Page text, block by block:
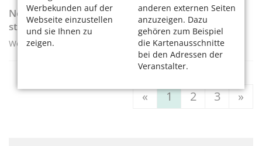
Werbekunden auf der
Webseite einzustellen
und sie Ihnen zu
zeigen.
anderen externen Seiten
anzuzeigen. Dazu
gehören zum Beispiel
die Kartenausschnitte
bei den Adressen der
Veranstalter.
Neues Semester der Volkshochschule Köln (VHS)
startet
Weiterbildungen, Kurse für PC und Smartphone
« 1 2 3 »